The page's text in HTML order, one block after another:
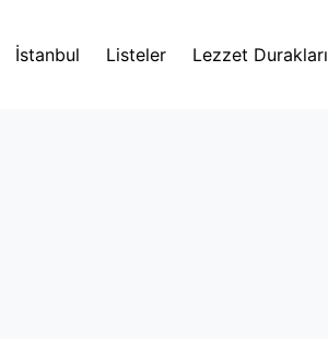
İstanbul Listeler Lezzet Durakları